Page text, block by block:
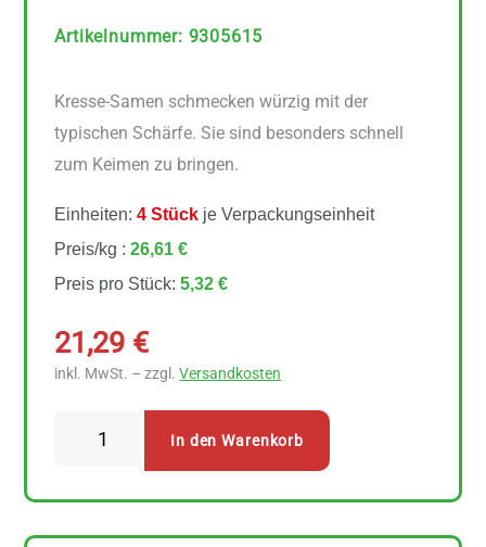
Artikelnummer: 9305615
Kresse-Samen schmecken würzig mit der
typischen Schärfe. Sie sind besonders schnell
zum Keimen zu bringen.
Einheiten:4 Stück je Verpackungseinheit
Preis/kg :26,61 €
Preis pro Stück:5,32 €
21,29 €
inkl. MwSt. – zzgl.Versandkosten
In den Warenkorb